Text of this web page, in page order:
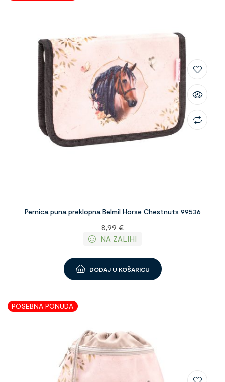
Pernica puna preklopna Belmil Horse Chestnuts 99536
8,99 €
NA ZALIHI
DODAJ U KOŠARICU
POSEBNA PONUDA